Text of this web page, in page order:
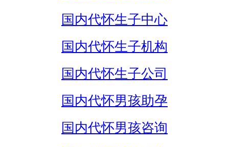
国内代怀生子中心
国内代怀生子机构
国内代怀生子公司
国内代怀男孩助孕
国内代怀男孩咨询